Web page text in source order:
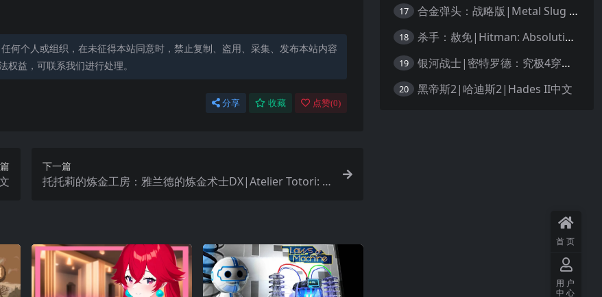
何个人或组织，在未征得本站同意时，禁止复制、盗用、采集、发布本站内容
益，可联系我们进行处理。
分享 收藏 点赞(0)
下一篇
托托莉的炼金工房：雅兰德的炼金术士DX|Atelier Totori: T
17 合金弹头：战略版|Metal Slug Tactics中文
18 杀手：赦免|Hitman: Absolution汉化
19 银河战士|密特罗德：究极4穿越未知|Metroid Prime 4: Beyond中文
20 黑帝斯2|哈迪斯2|Hades II中文
首页
用户
中心